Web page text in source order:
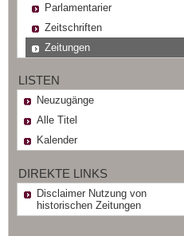
Parlamentarier
Zeitschriften
Zeitungen
LISTEN
Neuzugänge
Alle Titel
Kalender
DIREKTE LINKS
Disclaimer Nutzung von
historischen Zeitungen